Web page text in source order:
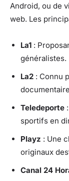
Android, ou de
web. Les
La1 :
généralistes.
La2 : Connu
Teledeporte
sportifs en
Playz : Une
originaux
Canal 24